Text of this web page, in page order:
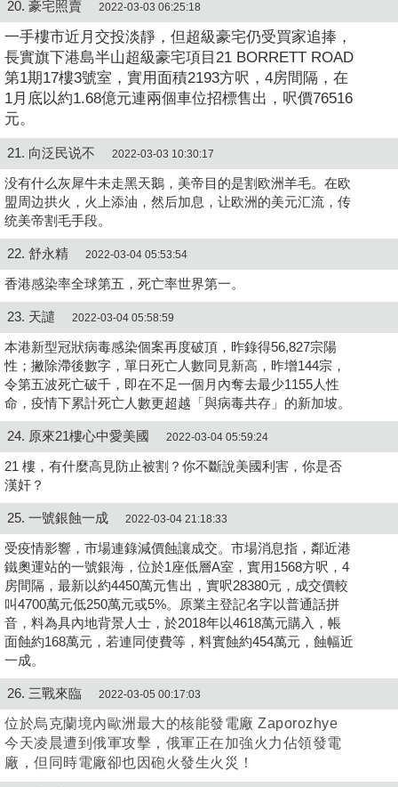
20. 豪宅照賣 2022-03-03 06:25:18
一手樓市近月交投淡靜，但超級豪宅仍受買家追捧，
長實旗下港島半山超級豪宅項目21 BORRETT ROAD
第1期17樓3號室，實用面積2193方呎，4房間隔，在
1月底以約1.68億元連兩個車位招標售出，呎價76516
元。
21. 向泛民说不 2022-03-03 10:30:17
没有什么灰犀牛未走黑天鵝，美帝目的是割欧洲羊毛。在欧
盟周边拱火，火上添油，然后加息，让欧洲的美元汇流，传
统美帝割毛手段。
22. 舒永精 2022-03-04 05:53:54
香港感染率全球第五，死亡率世界第一。
23. 天譴 2022-03-04 05:58:59
本港新型冠狀病毒感染個案再度破頂，昨錄得56,827宗陽
性；撇除滯後數字，單日死亡人數同見新高，昨增144宗，
令第五波死亡破千，即在不足一個月內奪去最少1155人性
命，疫情下累計死亡人數更超越「與病毒共存」的新加坡。
24. 原來21樓心中愛美國 2022-03-04 05:59:24
21 樓，有什麼高見防止被割？你不斷說美國利害，你是否
漢奸？
25. 一號銀蝕一成 2022-03-04 21:18:33
受疫情影響，市場連錄減價蝕讓成交。市場消息指，鄰近港
鐵奧運站的一號銀海，位於1座低層A室，實用1568方呎，4
房間隔，最新以約4450萬元售出，實呎28380元，成交價較
叫4700萬元低250萬元或5%。原業主登記名字以普通話拼
音，料為具內地背景人士，於2018年以4618萬元購入，帳
面蝕約168萬元，若連同使費等，料實蝕約454萬元，蝕幅近
一成。
26. 三戰來臨 2022-03-05 00:17:03
位於烏克蘭境內歐洲最大的核能發電廠 Zaporozhye
今天凌晨遭到俄軍攻擊，俄軍正在加強火力佔領發電
廠，但同時電廠卻也因砲火發生火災！